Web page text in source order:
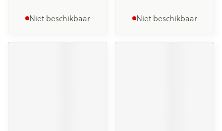
Niet beschikbaar Niet beschikbaar